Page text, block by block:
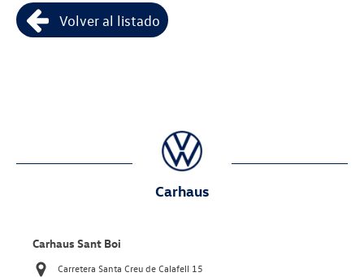
Volver al listado
Carhaus
Carhaus Sant Boi
Carretera Santa Creu de Calafell 15